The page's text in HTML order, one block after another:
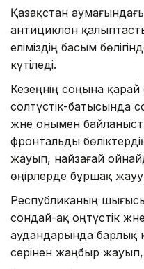
Қазақстан
антициклон
еліміздің басым
күтіледі.
Кезеңнің соңына қарай
солтүстік-батысында
және онымен
фронтальды
жауып, найзағай
өңірлерде бұршақ
Республиканың
сондай-ақ оңтүстік
аудандарында барлық
әсерінен жаңбыр жауып,